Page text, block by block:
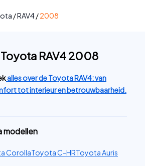
/RAV4/2008
RAV4 2008
alles over de Toyota RAV4: van
tot interieur en betrouwbaarheid.
modellen
CorollaToyota C-HRToyota Auris